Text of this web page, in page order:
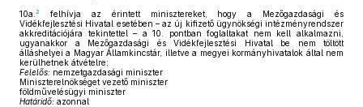
10a. 2
felhívja az érintett minisztereket, hogy a Mezőgazdasági és
Vidékfejlesztési Hivatal esetében – az új kifizető ügynökségi intézményrendszer
akkreditációjára tekintettel – a 10. pontban foglaltakat nem kell alkalmazni,
ugyanakkor a Mezőgazdasági és Vidékfejlesztési Hivatal be nem töltött
álláshelyei a Magyar Államkincstár, illetve a megyei kormányhivatalok által nem
kerülhetnek átvételre;
Felelős: nemzetgazdasági miniszter
Miniszterelnökséget vezető miniszter
földművelésügyi miniszter
Határidő: azonnal